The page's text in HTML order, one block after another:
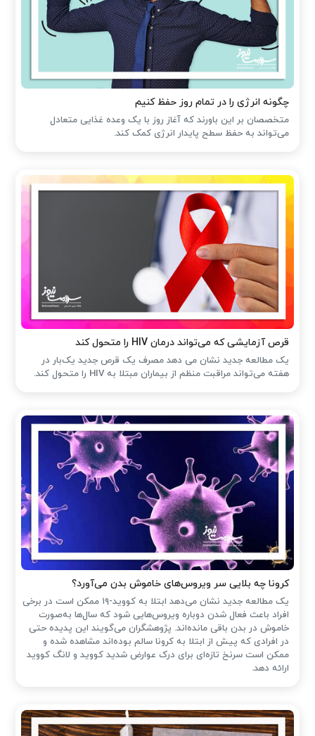
چگونه انرژی را در تمام روز حفظ کنیم
متخصصان بر این باورند که آغاز روز با یک وعده غذایی متعادل
می‌تواند به حفظ سطح پایدار انرژی کمک کند.
قرص آزمایشی که می‌تواند درمان HIV را متحول کند
یک مطالعه جدید نشان می دهد مصرف یک قرص جدید یک‌بار در
هفته می‌تواند مراقبت منظم از بیماران مبتلا به HIV را متحول کند.
کرونا چه بلایی سر ویروس‌های خاموش بدن می‌آورد؟
یک مطالعه جدید نشان می‌دهد ابتلا به کووید-۱۹ ممکن است در برخی
افراد باعث فعال شدن دوباره ویروس‌هایی شود که سال‌ها به‌صورت
خاموش در بدن باقی مانده‌اند. پژوهشگران می‌گویند این پدیده حتی
در افرادی که پیش از ابتلا به کرونا سالم بوده‌اند مشاهده شده و
ممکن است سرنخ تازه‌ای برای درک عوارض شدید کووید و لانگ کووید
ارائه دهد.